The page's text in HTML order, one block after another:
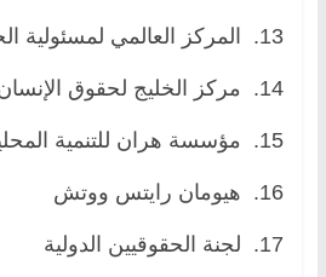
13. المركز العالمي لمسئولية الحماية
14. مركز الخليج لحقوق الإنسان
15. مؤسسة هران للتنمية المحلية
16. هيومان رايتس ووتش
17. لجنة الحقوقيين الدولية